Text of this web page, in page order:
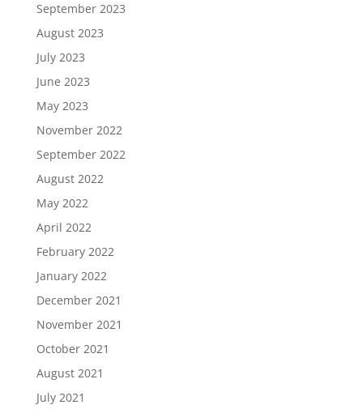
September 2023
August 2023
July 2023
June 2023
May 2023
November 2022
September 2022
August 2022
May 2022
April 2022
February 2022
January 2022
December 2021
November 2021
October 2021
August 2021
July 2021